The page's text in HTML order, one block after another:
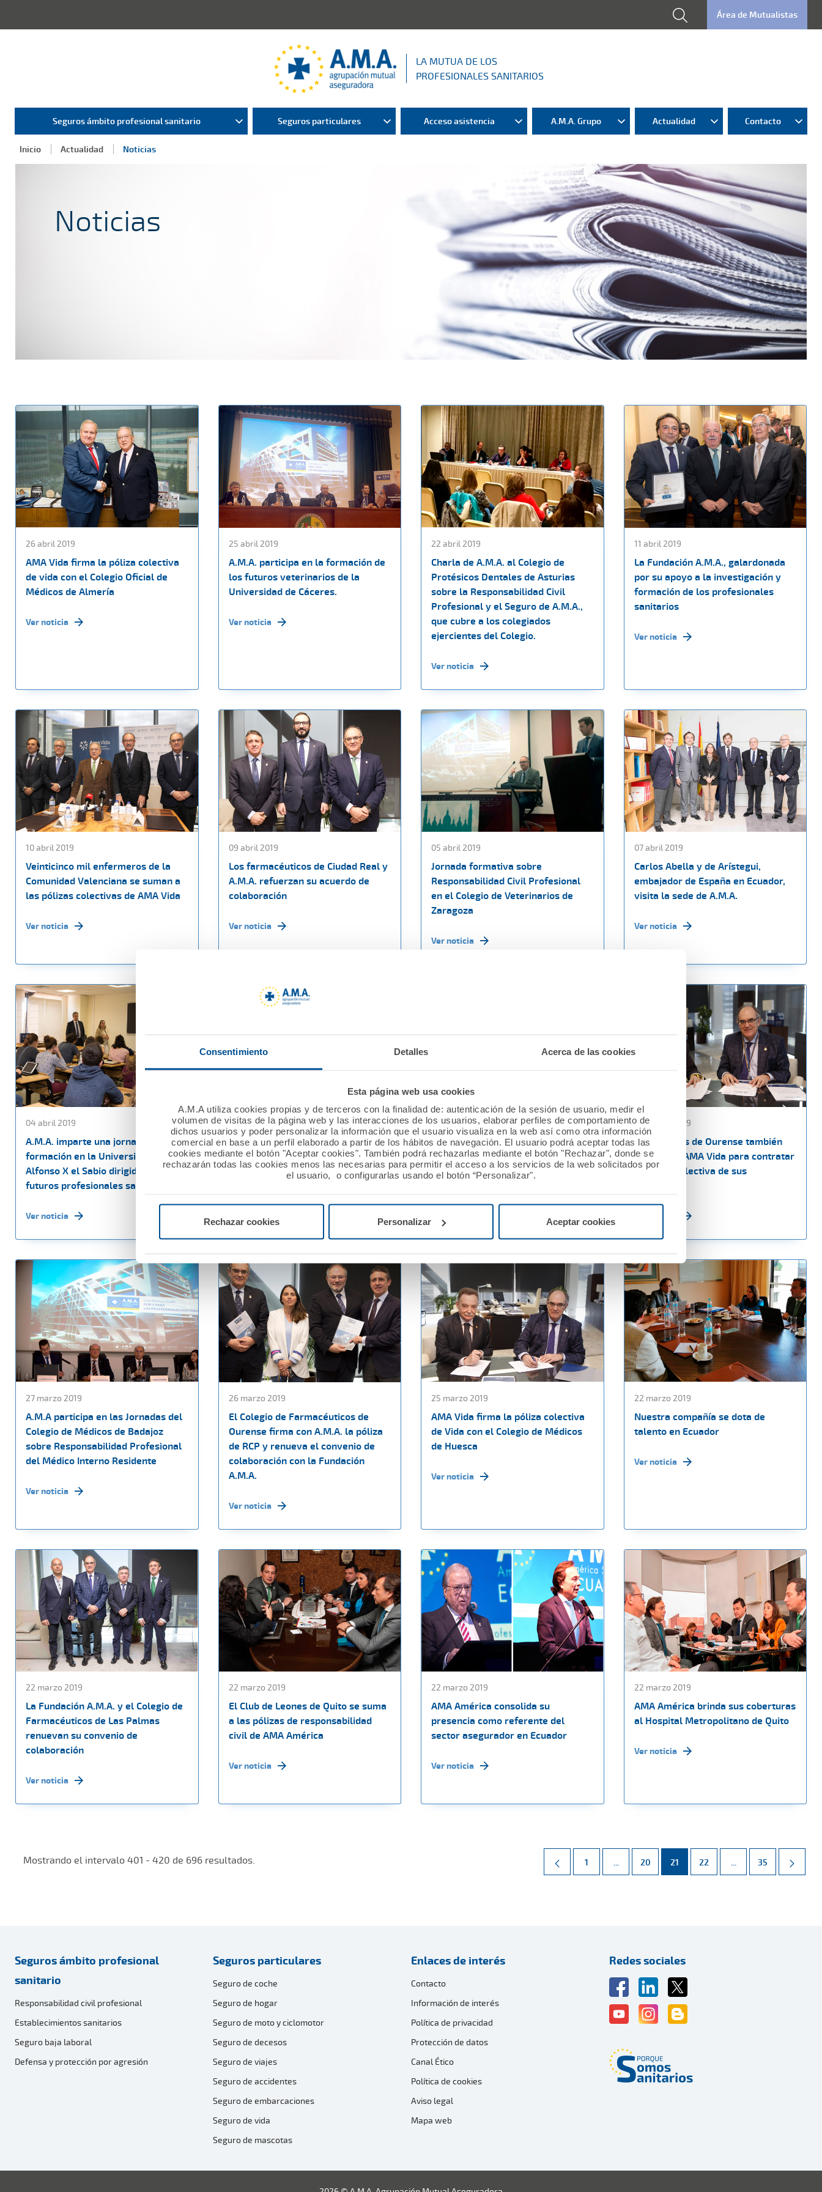
Consentimiento Detalles Acerca de las cookies
Esta página web usa cookies
A.M.A utiliza cookies propias y de terceros con la finalidad de: autenticación de la sesión de usuario, medir el
volumen de visitas de la página web y las interacciones de los usuarios, elaborar perfiles de comportamiento de
dichos usuarios y poder personalizar la información que el usuario visualiza en la web así como otra información
comercial en base a un perfil elaborado a partir de los hábitos de navegación. El usuario podrá aceptar todas las
cookies mediante el botón "Aceptar cookies". También podrá rechazarlas mediante el botón "Rechazar", donde se
rechazarán todas las cookies menos las necesarias para permitir el acceso a los servicios de la web solicitados por
el usuario, o configurarlas usando el botón “Personalizar".
Rechazar cookies Personalizar Aceptar cookies
Área de Mutualistas
LA MUTUA DE LOS
PROFESIONALES SANITARIOS
Seguros ámbito profesional sanitario Seguros particulares Acceso asistencia A.M.A. Grupo Actualidad Contacto
Inicio Actualidad Noticias
Noticias
26 abril 2019
AMA Vida firma la póliza colectiva
de vida con el Colegio Oficial de
Médicos de Almería
Ver noticia
25 abril 2019
A.M.A. participa en la formación de
los futuros veterinarios de la
Universidad de Cáceres.
Ver noticia
22 abril 2019
Charla de A.M.A. al Colegio de
Protésicos Dentales de Asturias
sobre la Responsabilidad Civil
Profesional y el Seguro de A.M.A.,
que cubre a los colegiados
ejercientes del Colegio.
Ver noticia
11 abril 2019
La Fundación A.M.A., galardonada
por su apoyo a la investigación y
formación de los profesionales
sanitarios
Ver noticia
10 abril 2019
Veinticinco mil enfermeros de la
Comunidad Valenciana se suman a
las pólizas colectivas de AMA Vida
Ver noticia
09 abril 2019
Los farmacéuticos de Ciudad Real y
A.M.A. refuerzan su acuerdo de
colaboración
Ver noticia
05 abril 2019
Jornada formativa sobre
Responsabilidad Civil Profesional
en el Colegio de Veterinarios de
Zaragoza
Ver noticia
07 abril 2019
Carlos Abella y de Arístegui,
embajador de España en Ecuador,
visita la sede de A.M.A.
Ver noticia
04 abril 2019
A.M.A. imparte una jornada de
formación en la Universidad
Alfonso X el Sabio dirigida a los
futuros profesionales sanitarios
Ver noticia
03 abril 2019
AMA Vida firma la póliza colectiva
de Vida con el Colegio de
Odontólogos y Estomatólogos de
Ver noticia
01 abril 2019
A.M.A. imparte jornada de
formación en responsabilidad civil
al colegio profesional de higienistas
29 marzo 2019
Los Médicos de Ourense también
confían en AMA Vida para contratar
la póliza colectiva de sus
27 marzo 2019
A.M.A participa en las Jornadas del
Colegio de Médicos de Badajoz
sobre Responsabilidad Profesional
del Médico Interno Residente
Ver noticia
26 marzo 2019
El Colegio de Farmacéuticos de
Ourense firma con A.M.A. la póliza
de RCP y renueva el convenio de
colaboración con la Fundación
A.M.A.
Ver noticia
25 marzo 2019
AMA Vida firma la póliza colectiva
de Vida con el Colegio de Médicos
de Huesca
Ver noticia
22 marzo 2019
Nuestra compañía se dota de
talento en Ecuador
Ver noticia
22 marzo 2019
La Fundación A.M.A. y el Colegio de
Farmacéuticos de Las Palmas
renuevan su convenio de
colaboración
Ver noticia
22 marzo 2019
El Club de Leones de Quito se suma
a las pólizas de responsabilidad
civil de AMA América
Ver noticia
22 marzo 2019
AMA América consolida su
presencia como referente del
sector asegurador en Ecuador
Ver noticia
22 marzo 2019
AMA América brinda sus coberturas
al Hospital Metropolitano de Quito
Ver noticia
Mostrando el intervalo 401 - 420 de 696 resultados. Página
1 ... Páginas intermedias Use TAB para desplazarse.
Página
20 Página
21 Página
22 ... Páginas intermedias
Página
35
Seguros ámbito profesional
sanitario
Responsabilidad civil profesional
Establecimientos sanitarios
Seguro baja laboral
Defensa y protección por agresión
Seguros particulares
Seguro de coche
Seguro de hogar
Seguro de moto y ciclomotor
Seguro de decesos
Seguro de viajes
Seguro de accidentes
Seguro de embarcaciones
Seguro de vida
Seguro de mascotas
Enlaces de interés
Contacto
Información de interés
Política de privacidad
Protección de datos
Canal Ético
Política de cookies
Aviso legal
Mapa web
Redes sociales